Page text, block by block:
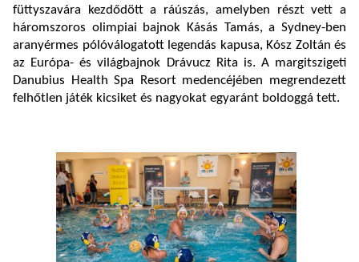
füttyszavára kezdődött a ráúszás, amelyben részt vett a
háromszoros olimpiai bajnok Kásás Tamás, a Sydney-ben
aranyérmes pólóválogatott legendás kapusa, Kósz Zoltán és
az Európa- és világbajnok Drávucz Rita is. A margitszigeti
Danubius Health Spa Resort medencéjében megrendezett
felhőtlen játék kicsiket és nagyokat egyaránt boldoggá tett.